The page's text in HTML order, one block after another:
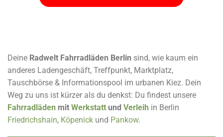
Deine Radwelt Fahrradläden Berlin sind, wie kaum ein
anderes Ladengeschäft, Treffpunkt, Marktplatz,
Tauschbörse & Informationspool im urbanen Kiez. Dein
Weg zu uns ist kürzer als du denkst: Du findest unsere
Fahrradläden mit Werkstatt und Verleih in Berlin
Friedrichshain, Köpenick und Pankow.